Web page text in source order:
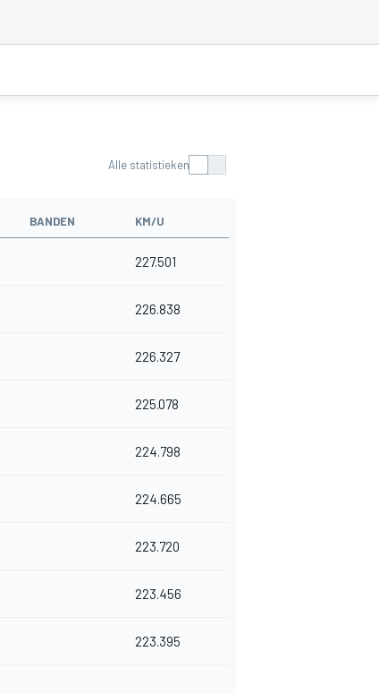
Alle statistieken
BANDEN KM/U
227.501
226.838
226.327
225.078
224.798
224.665
223.720
223.456
223.395